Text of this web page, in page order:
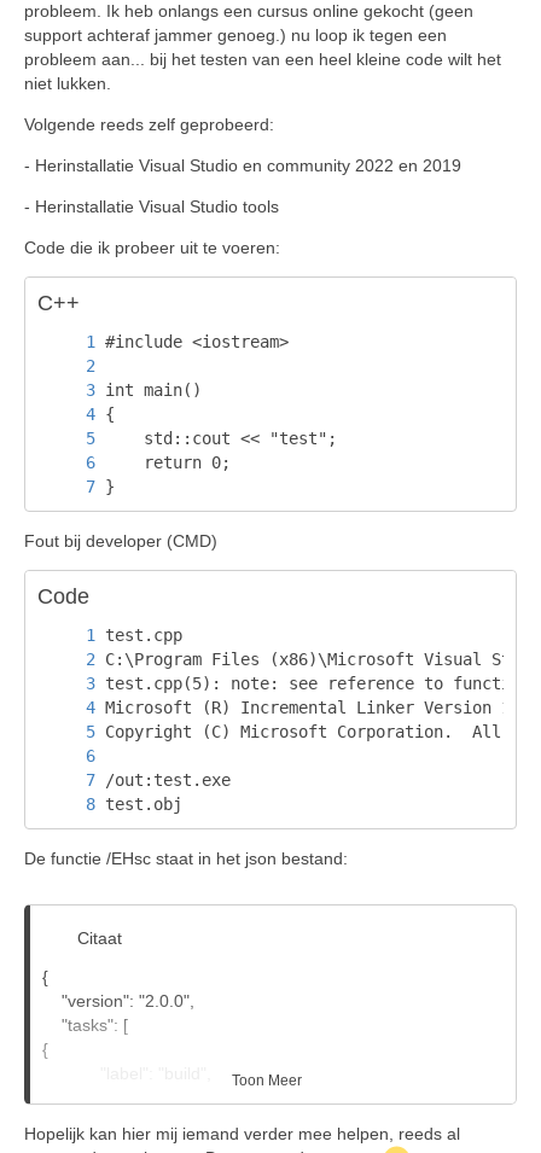
probleem. Ik heb onlangs een cursus online gekocht (geen
support achteraf jammer genoeg.) nu loop ik tegen een
probleem aan... bij het testen van een heel kleine code wilt het
niet lukken.
Volgende reeds zelf geprobeerd:
- Herinstallatie Visual Studio en community 2022 en 2019
- Herinstallatie Visual Studio tools
Code die ik probeer uit te voeren:
C++
}
Fout bij developer (CMD)
Code
test.obj
De functie /EHsc staat in het json bestand:
Citaat
{
"version": "2.0.0",
"tasks": [
{
"args": [
Toon Meer
Hopelijk kan hier mij iemand verder mee helpen, reeds al